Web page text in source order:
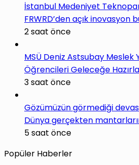
İstanbul Medeniyet
FRWRD’den açık inovasyon
2 saat önce
MSÜ Deniz Astsubay Meslek
Öğrencileri Geleceğe
3 saat önce
Gözümüzün görmediği
Dünya gerçekten
5 saat önce
Popüler Haberler